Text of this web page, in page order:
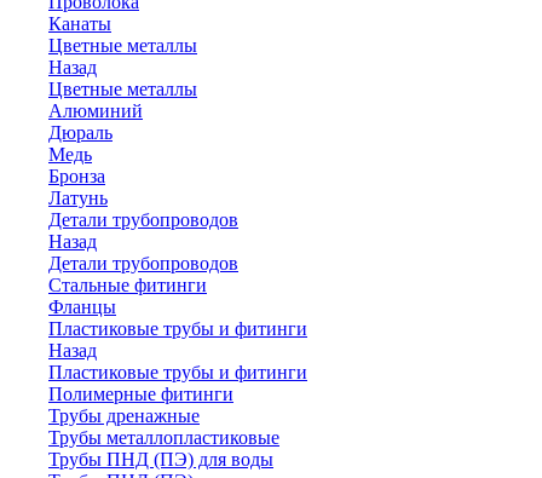
Канаты
Цветные металлы
Назад
Цветные металлы
Алюминий
Дюраль
Медь
Бронза
Латунь
Детали трубопроводов
Назад
Детали трубопроводов
Стальные фитинги
Фланцы
Пластиковые трубы и фитинги
Назад
Пластиковые трубы и фитинги
Полимерные фитинги
Трубы дренажные
Трубы металлопластиковые
Трубы ПНД (ПЭ) для воды